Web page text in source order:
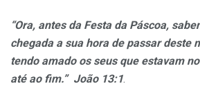
“Ora, antes da Festa da Páscoa,
chegada a sua hora de passar deste
tendo amado os seus que estavam
até ao fim.” João 13:1.